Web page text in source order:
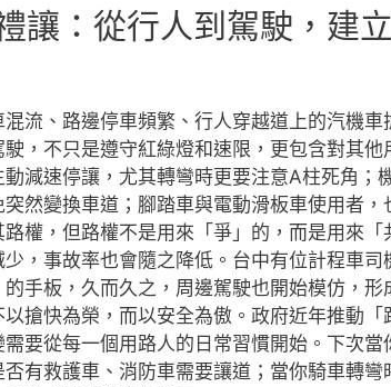
讓：從行人到駕駛，建
流、路邊停車頻繁、行人穿越道上的汽機
，不只是遵守紅綠燈和速限，更包含對其他
減速停讓，尤其轉彎時更要注意A柱死角；
然變換車道；腳踏車與電動滑板車使用者，
權，但路權不是用來「爭」的，而是用來「
，事故率也會隨之降低。台中有位計程車司
手板，久而久之，周邊駕駛也開始模仿，形
搶快為榮，而以安全為傲。政府近年推動「
要從每一個用路人的日常習慣開始。下次當
有救護車、消防車需要讓道；當你騎車轉彎